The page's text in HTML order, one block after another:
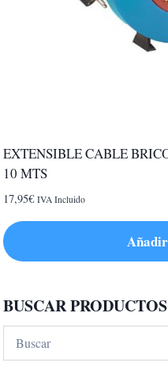
EXTENSIBLE CABLE
10 MTS
17,95€ IVA Incluido
BUSCAR PRODUCTOS